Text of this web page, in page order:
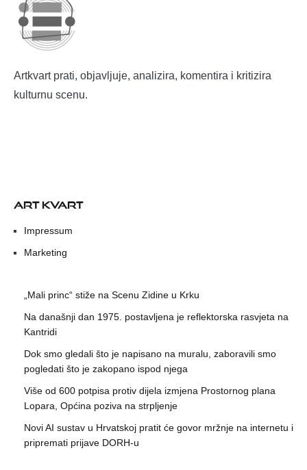
Artkvart prati, objavljuje, analizira, komentira i kritizira
kulturnu scenu.
ART KVART
Impressum
Marketing
„Mali princ“ stiže na Scenu Zidine u Krku
Na današnji dan 1975. postavljena je reflektorska rasvjeta na
Kantridi
Dok smo gledali što je napisano na muralu, zaboravili smo
pogledati što je zakopano ispod njega
Više od 600 potpisa protiv dijela izmjena Prostornog plana
Lopara, Općina poziva na strpljenje
Novi AI sustav u Hrvatskoj pratit će govor mržnje na internetu i
pripremati prijave DORH-u